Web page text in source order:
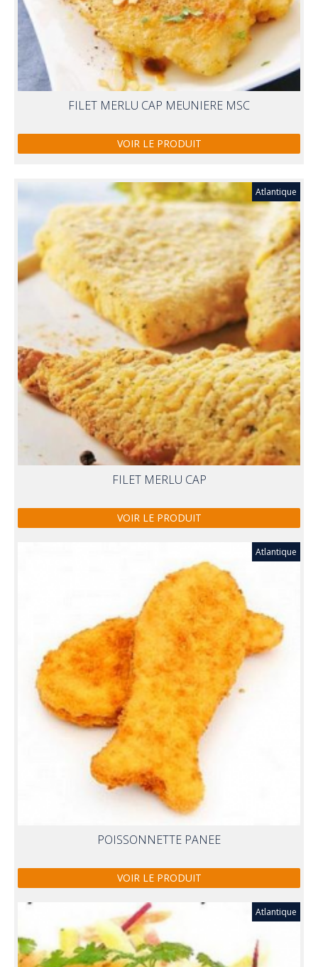
FILET MERLU CAP MEUNIERE MSC
VOIR LE PRODUIT
Atlantique
FILET MERLU CAP
VOIR LE PRODUIT
Atlantique
POISSONNETTE PANEE
VOIR LE PRODUIT
Atlantique